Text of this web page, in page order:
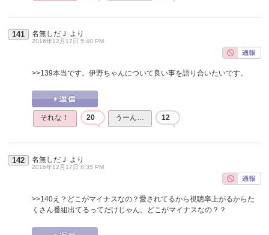
141 名無しだＪ より
2016年12月17日 5:40 PM
>>139本当です。伊野ちゃんについて良い事を語り合いたいです。
それな！ 20 うーん… 12
142 名無しだＪ より
2016年12月17日 8:35 PM
>>140え？どこがマイナスなの？愛されてるから視聴率上がるからた
くさん番組出てるってだけじゃん。どこがマイナスなの？？